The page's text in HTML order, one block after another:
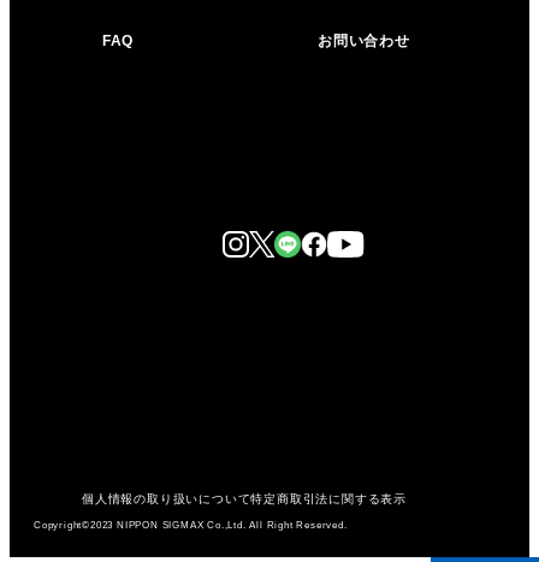
FAQ お問い合わせ
個人情報の取り扱いについて特定商取引法に関する表示
Copyright©2023 NIPPON SIGMAX Co.,Ltd. All Right Reserved.